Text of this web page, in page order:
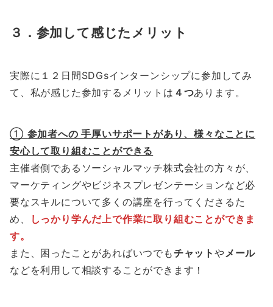
３． 参加して感じたメリット
実際に１２日間SDGsインターンシップに参加してみ
て、私が感じた参加するメリットは ４つあります。
① 参加者への 手厚いサポートがあり、様々なことに
安心して取り組むことができる
主催者側であるソーシャルマッチ株式会社の方々が、
マーケティングやビジネスプレゼンテーションなど必
要なスキルについて多くの講座を行ってくださるた
め、
しっかり学んだ上で作業に取り組むことができま
す。
また、困ったことがあればいつでもチャットやメール
などを利用して相談することができます！